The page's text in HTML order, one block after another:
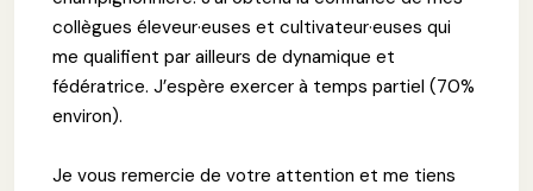
collègues éleveur·euses et cultivateur·euses qui
me qualifient par ailleurs de dynamique et
fédératrice. J’espère exercer à temps partiel (70%
environ).
Je vous remercie de votre attention et me tiens